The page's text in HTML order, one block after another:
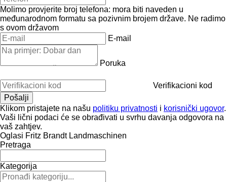
Molimo provjerite broj telefona: mora biti naveden u
međunarodnom formatu sa pozivnim brojem države. Ne radimo
s ovom državom
E-mail
Poruka
Verifikacioni kod
Klikom pristajete na našu politiku privatnosti i korisnički ugovor.
Vaši lični podaci će se obrađivati ​​u svrhu davanja odgovora na
vaš zahtjev.
Oglasi Fritz Brandt Landmaschinen
Pretraga
Kategorija